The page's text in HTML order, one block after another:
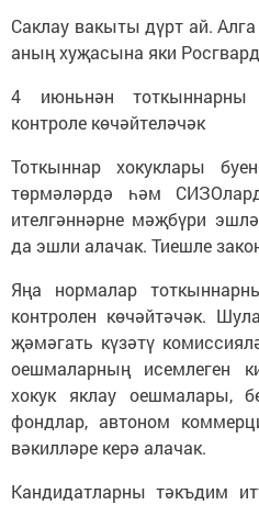
Саклау вакыты дүрт ай.
аның хуҗасына яки
4 июньнән тоткыннарны
контроле көчәйтеләчәк
Тоткыннар хокуклары
төрмәләрдә һәм
ителгәннәрне мәҗбүри
да эшли алачак. Тиешле
Яңа нормалар
контролен көчәйтәчәк.
җәмәгать күзәтү
оешмаларның исемлеген
хокук яклау оешмалары,
фондлар, автоном
вәкилләре керә алачак.
Кандидатларны тәкъдим